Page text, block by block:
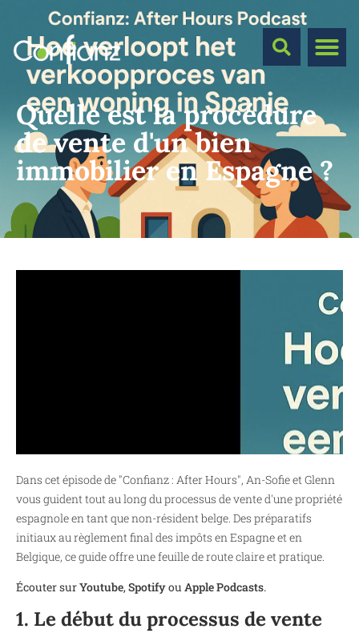
Quelle est la procédure
de vente d'un bien
immobilier en Espagne ?
Dans cet épisode de "Confianz : After Hours", An-Sofie et Glenn
vous guident tout au long du processus de vente d'une propriété
espagnole en tant que non-résident belge. Des préparatifs
initiaux au règlement final des impôts en Espagne et en
Belgique, ce guide offre une feuille de route claire et pratique.
Écouter surYoutube,Spotifyou Apple Podcasts.
1. Le début du processus de vente